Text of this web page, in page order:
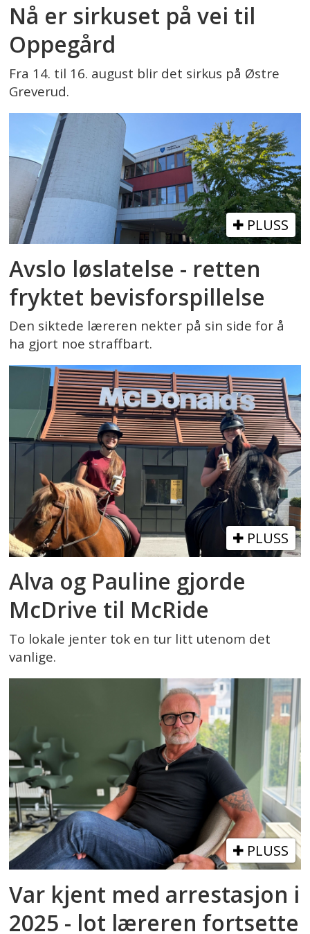
Nå er sirkuset på vei til
Oppegård
Fra 14. til 16. august blir det sirkus på Østre
Greverud.
PLUSS
Avslo løslatelse - retten
fryktet bevisforspillelse
Den siktede læreren nekter på sin side for å
ha gjort noe straffbart.
PLUSS
Alva og Pauline gjorde
McDrive til McRide
To lokale jenter tok en tur litt utenom det
vanlige.
PLUSS
Var kjent med arrestasjon i
2025 - lot læreren fortsette